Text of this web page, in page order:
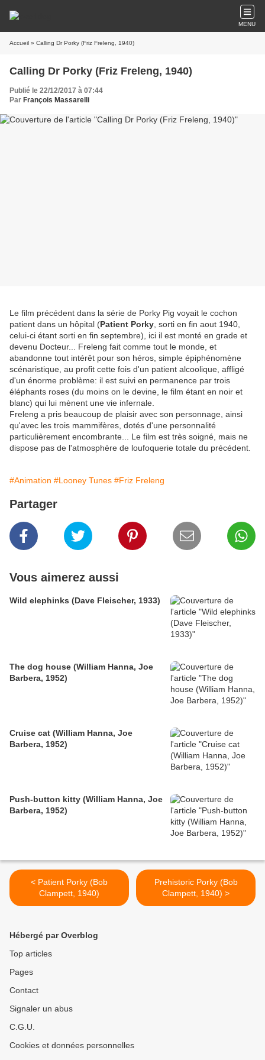
MENU
Accueil » Calling Dr Porky (Friz Freleng, 1940)
Calling Dr Porky (Friz Freleng, 1940)
Publié le 22/12/2017 à 07:44
Par François Massarelli
Le film précédent dans la série de Porky Pig voyait le cochon
patient dans un hôpital (Patient Porky , sorti en fin aout 1940,
celui-ci étant sorti en fin septembre), ici il est monté en grade et
devenu Docteur... Freleng fait comme tout le monde, et
abandonne tout intérêt pour son héros, simple épiphénomène
scénaristique, au profit cette fois d'un patient alcoolique, affligé
d'un énorme problème: il est suivi en permanence par trois
éléphants roses (du moins on le devine, le film étant en noir et
blanc) qui lui mènent une vie infernale.
Freleng a pris beaucoup de plaisir avec son personnage, ainsi
qu'avec les trois mammifères, dotés d'une personnalité
particulièrement encombrante... Le film est très soigné, mais ne
dispose pas de l'atmosphère de loufoquerie totale du précédent.
#Animation #Looney Tunes #Friz Freleng
Partager
Vous aimerez aussi
Wild elephinks (Dave Fleischer, 1933)
The dog house (William Hanna, Joe
Barbera, 1952)
Cruise cat (William Hanna, Joe
Barbera, 1952)
Push-button kitty (William Hanna, Joe
Barbera, 1952)
< Patient Porky (Bob
Clampett, 1940)
Prehistoric Porky (Bob
Clampett, 1940) >
Hébergé par Overblog
Top articles
Pages
Contact
Signaler un abus
C.G.U.
Cookies et données personnelles